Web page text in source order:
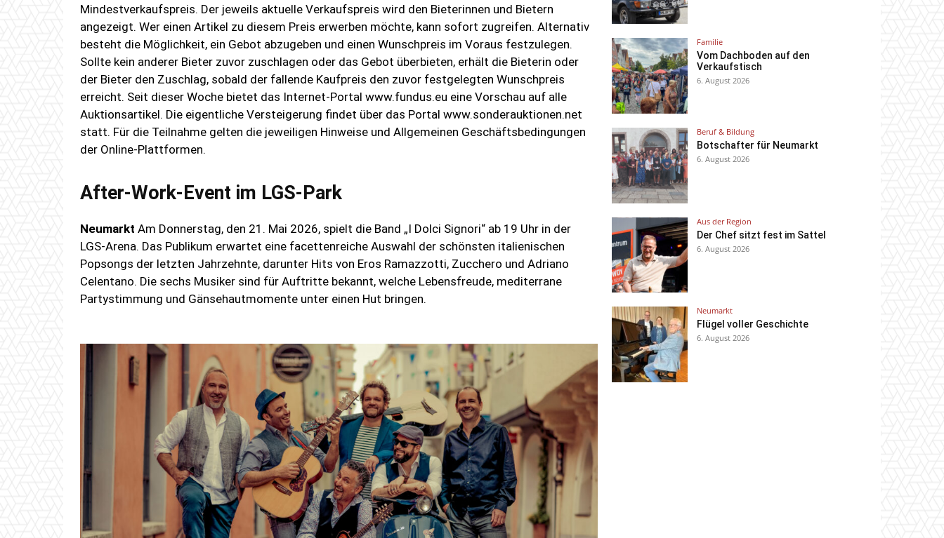
Mindestverkaufspreis. Der jeweils aktuelle Verkaufspreis wird den Bieterinnen und Bietern
angezeigt. Wer einen Artikel zu diesem Preis erwerben möchte, kann sofort zugreifen. Alternativ
besteht die Möglichkeit, ein Gebot abzugeben und einen Wunschpreis im Voraus festzulegen.
Sollte kein anderer Bieter zuvor zuschlagen oder das Gebot überbieten, erhält die Bieterin oder
der Bieter den Zuschlag, sobald der fallende Kaufpreis den zuvor festgelegten Wunschpreis
erreicht. Seit dieser Woche bietet das Internet-Portal www.fundus.eu eine Vorschau auf alle
Auktionsartikel. Die eigentliche Versteigerung findet über das Portal www.sonderauktionen.net
statt. Für die Teilnahme gelten die jeweiligen Hinweise und Allgemeinen Geschäftsbedingungen
der Online-Plattformen.
After-Work-Event im LGS-Park
Neumarkt Am Donnerstag, den 21. Mai 2026, spielt die Band „I Dolci Signori“ ab 19 Uhr in der
LGS-Arena. Das Publikum erwartet eine facettenreiche Auswahl der schönsten italienischen
Popsongs der letzten Jahrzehnte, darunter Hits von Eros Ramazzotti, Zucchero und Adriano
Celentano. Die sechs Musiker sind für Auftritte bekannt, welche Lebensfreude, mediterrane
Partystimmung und Gänsehautmomente unter einen Hut bringen.
Familie
Vom Dachboden auf den
Verkaufstisch
6. August 2026
Beruf & Bildung
Botschafter für Neumarkt
6. August 2026
Aus der Region
Der Chef sitzt fest im Sattel
6. August 2026
Neumarkt
Flügel voller Geschichte
6. August 2026